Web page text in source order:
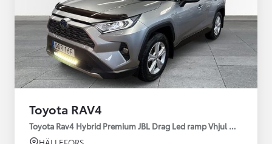
Toyota RAV4
Toyota Rav4 Hybrid Premium JBL Drag Led ramp Vhjul motorv